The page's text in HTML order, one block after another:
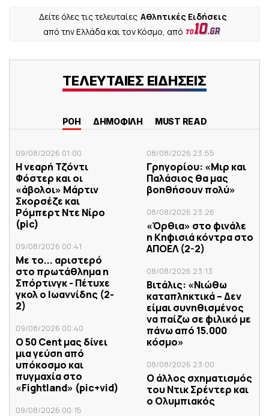
Δείτε όλες τις τελευταίες Αθλητικές Ειδήσεις
από την Ελλάδα και τον Κόσμο, από
ΤΕΛΕΥΤΑΙΕΣ ΕΙΔΗΣΕΙΣ
ΡΟΗ ΔΗΜΟΦΙΛΗ MUST READ
09/08/2026 01:00
Η νεαρή Τζόντι
Φόστερ και οι
«άβολοι» Μάρτιν
Σκορσέζε και
Ρόμπερτ Ντε Νίρο
(pic)
09/08/2026 00:41
Με το... αριστερό
στο πρωτάθλημα η
Σπόρτινγκ - Πέτυχε
γκολ ο Ιωαννίδης (2-
2)
09/08/2026 00:40
Ο 50 Cent μας δίνει
μια γεύση από
υπόκοσμο και
πυγμαχία στο
«Fightland» (pic+vid)
09/08/2026 00:15
08/08/2026 23:55
Γρηγορίου: «Μιρ και
Παλάσιος θα μας
βοηθήσουν πολύ»
08/08/2026 23:26
«Όρθια» στο φινάλε
η Κηφισιά κόντρα στο
ΑΠΟΕΛ (2-2)
08/08/2026 23:13
Βιτάλις: «Νιώθω
καταπληκτικά – Δεν
είμαι συνηθισμένος
να παίζω σε φιλικό με
πάνω από 15.000
κόσμο»
08/08/2026 23:00
Ο άλλος σχηματισμός
του Ντικ Σρέντερ και
ο Ολυμπιακός